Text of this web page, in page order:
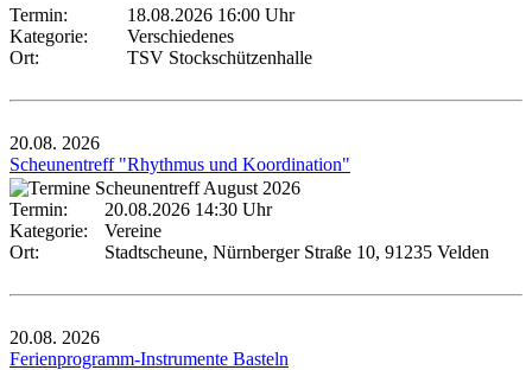
Termin:
18.08.2026 16:00 Uhr
Kategorie:
Verschiedenes
Ort:
TSV Stockschützenhalle
20.08. 2026
Scheunentreff "Rhythmus und Koordination"
Termin:
20.08.2026 14:30 Uhr
Kategorie:
Vereine
Ort:
Stadtscheune, Nürnberger Straße 10, 91235 Velden
20.08. 2026
Ferienprogramm-Instrumente Basteln